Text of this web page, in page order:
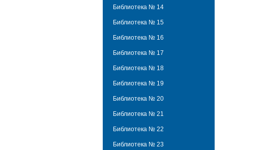
Библиотека № 14
Библиотека № 15
Библиотека № 16
Библиотека № 17
Библиотека № 18
Библиотека № 19
Библиотека № 20
Библиотека № 21
Библиотека № 22
Библиотека № 23